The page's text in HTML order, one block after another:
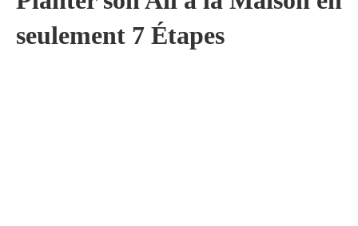
seulement 7 Étapes